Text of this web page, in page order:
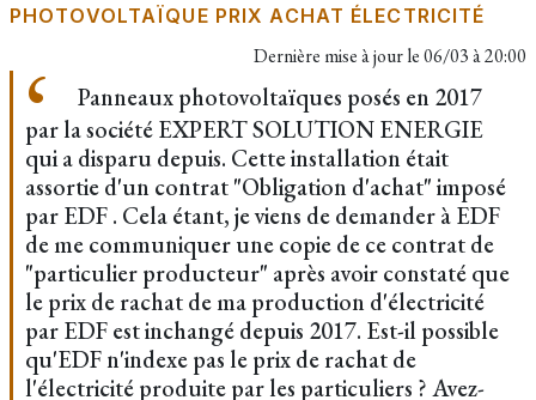
PHOTOVOLTAÏQUE PRIX ACHAT ÉLECTRICITÉ
Dernière mise à jour le06/03 à 20:00
Panneaux photovoltaïques posés en 2017
par la société EXPERT SOLUTION ENERGIE
qui a disparu depuis. Cette installation était
assortie d'un contrat "Obligation d'achat" imposé
par EDF . Cela étant, je viens de demander à EDF
de me communiquer une copie de ce contrat de
"particulier producteur" après avoir constaté que
le prix de rachat de ma production d'électricité
par EDF est inchangé depuis 2017. Est-il possible
qu'EDF n'indexe pas le prix de rachat de
l'électricité produite par les particuliers ? Avez-